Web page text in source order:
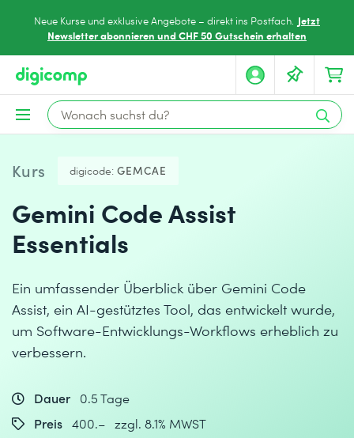
Neue Kurse und exklusive Angebote – direkt ins Postfach. Jetzt
Newsletter abonnieren und CHF 50 Gutschein erhalten
Kurs digicode: GEMCAE
Gemini Code Assist
Essentials
Ein umfassender Überblick über Gemini Code
Assist, ein AI-gestütztes Tool, das entwickelt wurde,
um Software-Entwicklungs-Workflows erheblich zu
verbessern.
Dauer
0.5 Tage
Preis 400.– zzgl. 8.1% MWST